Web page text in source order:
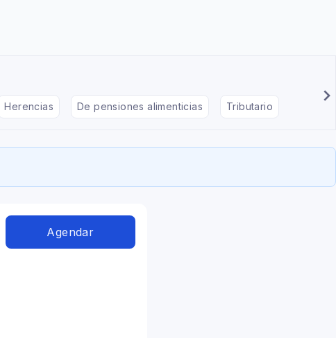
Herencias De pensiones alimenticias Tributario
Agendar